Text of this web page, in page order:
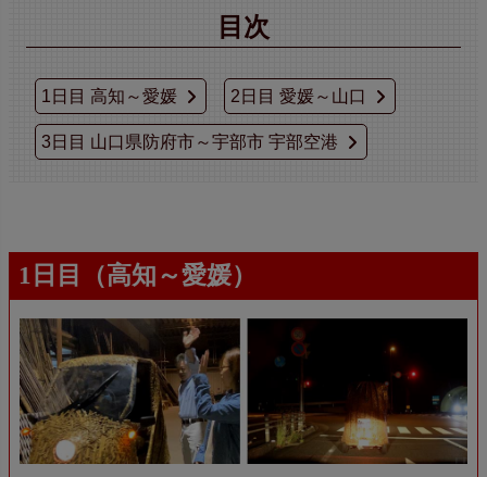
目次
1日目 高知～愛媛 2日目 愛媛～山口
3日目 山口県防府市～宇部市 宇部空港
1日目（高知～愛媛）